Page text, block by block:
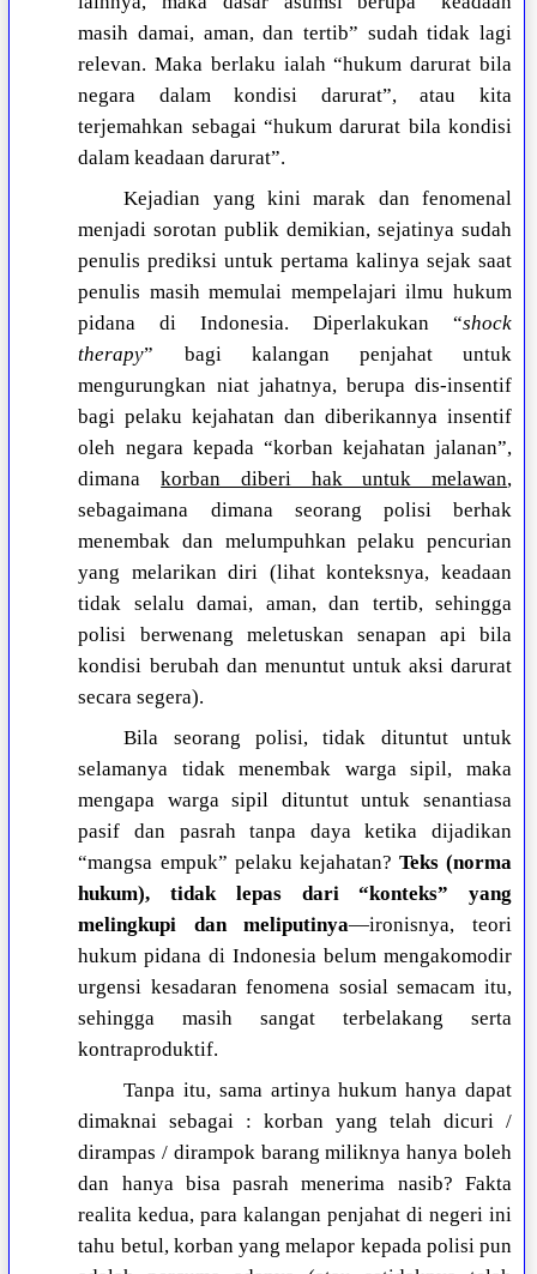
masih damai, aman, dan tertib” sudah tidak lagi
relevan. Maka berlaku ialah “hukum darurat bila
negara dalam kondisi darurat”, atau kita
terjemahkan sebagai “hukum darurat bila kondisi
dalam keadaan darurat”.
Kejadian yang kini marak dan fenomenal
menjadi sorotan publik demikian, sejatinya sudah
penulis prediksi untuk pertama kalinya sejak saat
penulis masih memulai mempelajari ilmu hukum
pidana di Indonesia. Diperlakukan “shock
therapy” bagi kalangan penjahat untuk
mengurungkan niat jahatnya, berupa dis-insentif
bagi pelaku kejahatan dan diberikannya insentif
oleh negara kepada “korban kejahatan jalanan”,
dimanakorban diberi hak untuk melawan,
sebagaimana dimana seorang polisi berhak
menembak dan melumpuhkan pelaku pencurian
yang melarikan diri (lihat konteksnya, keadaan
tidak selalu damai, aman, dan tertib, sehingga
polisi berwenang meletuskan senapan api bila
kondisi berubah dan menuntut untuk aksi darurat
secara segera).
Bila seorang polisi, tidak dituntut untuk
selamanya tidak menembak warga sipil, maka
mengapa warga sipil dituntut untuk senantiasa
pasif dan pasrah tanpa daya ketika dijadikan
“mangsa empuk” pelaku kejahatan? Teks (norma
hukum), tidak lepas dari “konteks” yang
melingkupi dan meliputinya—ironisnya, teori
hukum pidana di Indonesia belum mengakomodir
urgensi kesadaran fenomena sosial semacam itu,
sehingga masih sangat terbelakang serta
kontraproduktif.
Tanpa itu, sama artinya hukum hanya dapat
dimaknai sebagai : korban yang telah dicuri /
dirampas / dirampok barang miliknya hanya boleh
dan hanya bisa pasrah menerima nasib? Fakta
realita kedua, para kalangan penjahat di negeri ini
tahu betul, korban yang melapor kepada polisi pun